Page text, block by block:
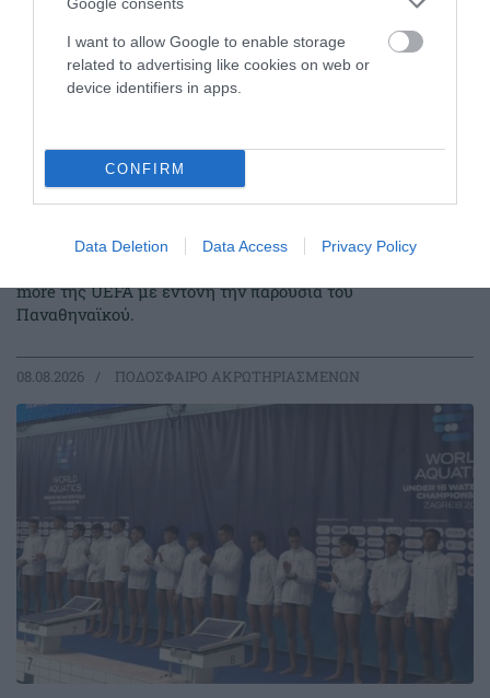
I want to allow Google to enable storage
related to advertising like cookies on web or
device identifiers in apps.
CONFIRM
Data Deletion Data Access Privacy Policy
Στον τελικό με «πράσινη»
Η ελληνική αντιπροσωπεία ποδοσφαίρου
more της UEFA με έντονη την παρουσία του
Παναθηναϊκού.
08.08.2026 ΠΟΔΟΣΦΑΙΡΟ ΑΚΡΩΤΗΡΙΑΣΜΕΝΩΝ